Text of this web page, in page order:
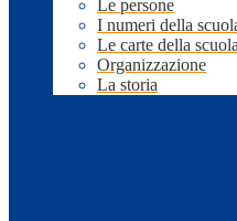
Le persone
I numeri della
Le carte della scuola
Organizzazione
La storia